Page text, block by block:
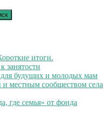
итоги.
занятости
будущих и молодых мам
и местным сообществом села
где семья» от фонда